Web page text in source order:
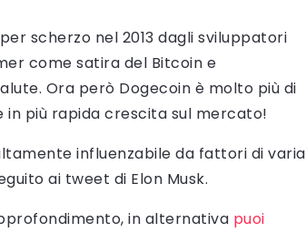
scherzo nel 2013 dagli sviluppatori
come satira del Bitcoin e
Ora però Dogecoin è molto più di
in più rapida crescita sul mercato!
influenzabile da fattori di varia
ai tweet di Elon Musk.
in alternativa puoi